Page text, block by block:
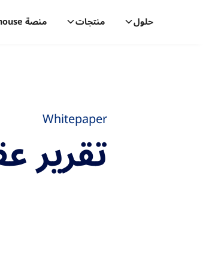
حلول منتجات منصة Lighthouse
Whitepaper
تقرير